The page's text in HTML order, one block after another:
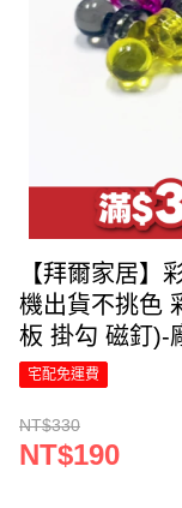
【拜爾家居】
機出貨不挑色
板 掛勾 磁釘)-
宅配免運費
NT$330
NT$190